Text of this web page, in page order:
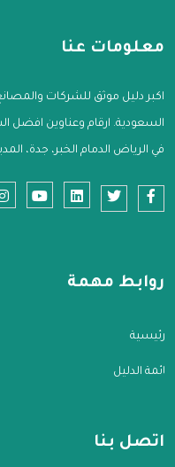
معلومات عنا
اكبر دليل موثق للشركات
السعودية. ارقام وعناوين
في الرياض الدمام الخبر، جدة،
روابط مهمة
الرئيسية
قائمة الدليل
اتصل بنا